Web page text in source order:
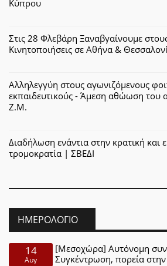
Κύπρου
Στις 28 Φλεβάρη Ξαναβγαίνουμε
Κινητοποιήσεις σε Αθήνα &
Αλληλεγγύη στους αγωνιζόμενους
εκπαιδευτικούς - Άμεση αθώωση του
Ζ.Μ.
Διαδήλωση ενάντια στην κρατική και
τρομοκρατία | ΣΒΕΔΙ
ΗΜΕΡΟΛΌΓΙΟ
14
Αυγ
[Μεσοχώρα] Αυτόνομη
Συγκέντρωση, πορεία